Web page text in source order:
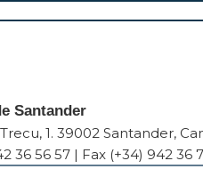
Santander
1. 39002 Santander,
36 56 57 | Fax (+34) 942 36